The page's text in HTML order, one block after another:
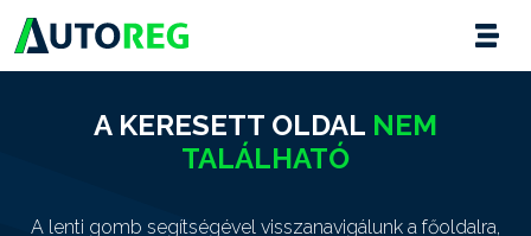
A KERESETT OLDAL NEM
TALÁLHATÓ
A lenti gomb segítségével visszanavigálunk a főoldalra,